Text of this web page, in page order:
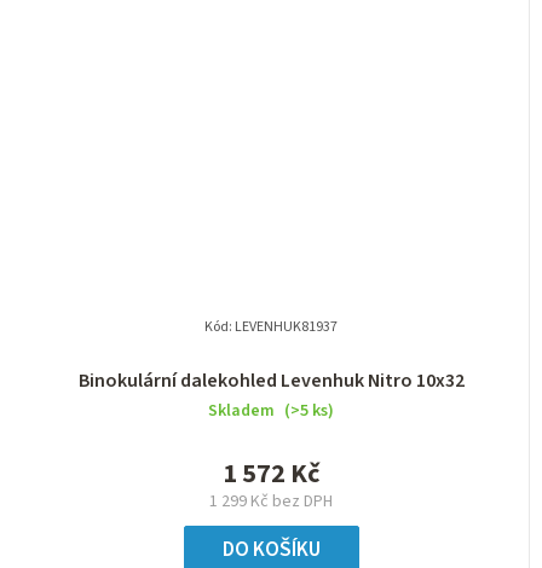
Binokulární dalekohled Levenhuk Nitro 10x32
Skladem (>5 ks)
1 299 Kč bez DPH
1 572 Kč
DO KOŠÍKU
Kód: LEVENHUK81937